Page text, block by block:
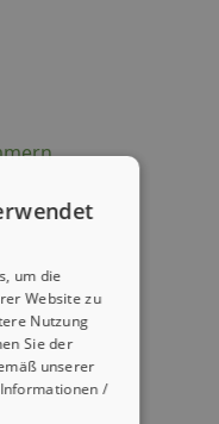
um die
Website zu
Nutzung
Sie der
unserer
/